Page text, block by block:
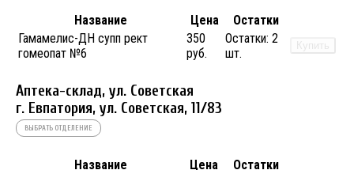
Название Цена
Остатки
Гамамелис-ДН супп рект
гомеопат №6
350
руб.
Остатки: 2
шт.
Купить
Аптека-склад, ул. Советская
г. Евпатория, ул. Советская, 11/83
ВЫБРАТЬ ОТДЕЛЕНИЕ
Название Цена
Остатки